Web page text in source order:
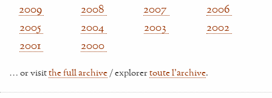
2009
2008 2007
2006
2005
2004 2003
2002
2001
2000
… or visitthe full archive / explorertoute l'archive.